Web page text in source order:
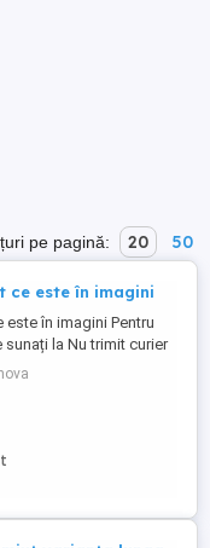
pe pagină: 20 50
ce este în imagini
este în imagini Pentru
la Nu trimit curier
lei